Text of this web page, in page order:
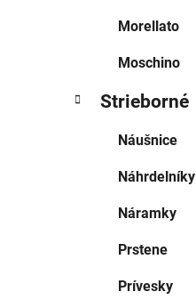
Morellato
Moschino
Strieborné
Náušnice
Náhrdelníky
Náramky
Prstene
Prívesky